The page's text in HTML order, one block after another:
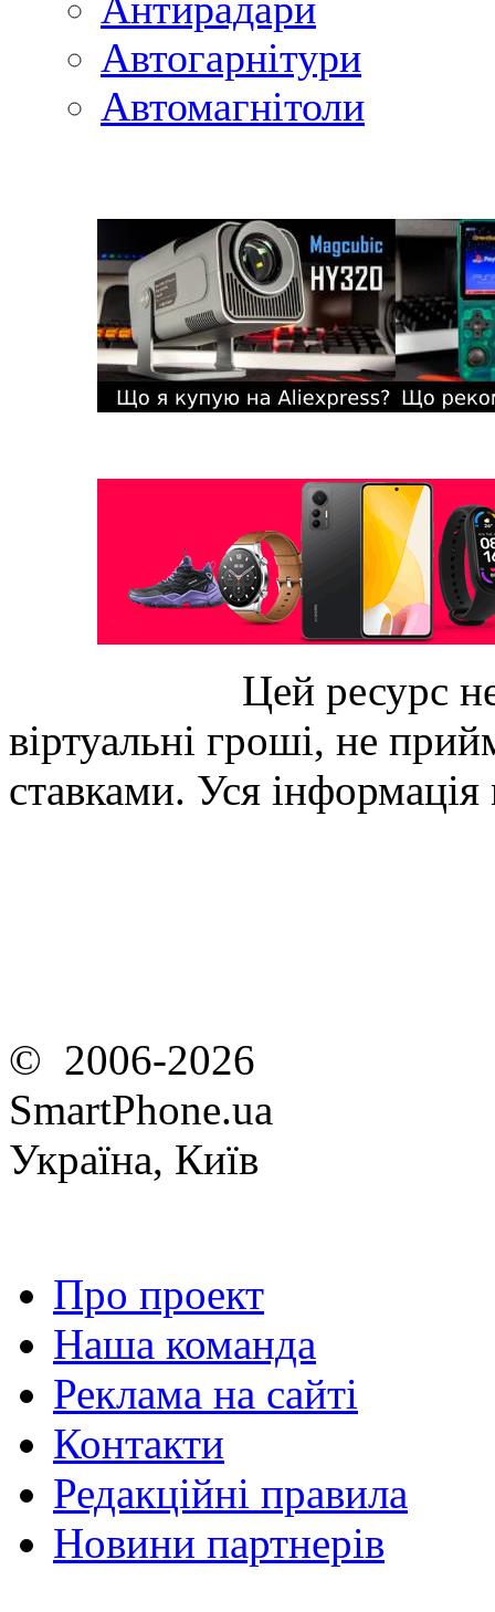
Автогарнітури
Автомагнітоли
Цей ресурс
віртуальні гроші, не
ставками. Уся
© 2006-2026
SmartPhone.ua
Україна, Київ
Про проект
Наша команда
Реклама на сайті
Контакти
Редакційні правила
Новини партнерів